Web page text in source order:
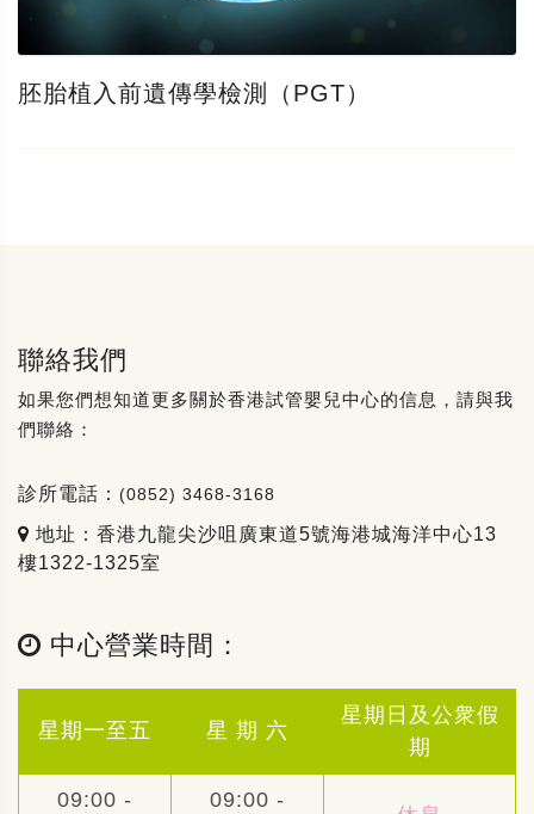
胚胎植入前遺傳學檢測（PGT）
聯絡我們
如果您們想知道更多關於香港試管嬰兒中心的信息，請與我
們聯絡：
診所電話： (0852) 3468-3168
地址：香港九龍尖沙咀廣東道5號海港城海洋中心13
樓1322-1325室
中心營業時間：
星期一至五 星 期 六
星期日及公衆假
期
09:00 - 09:00 -